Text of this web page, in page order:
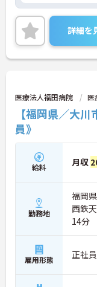
詳細を
医療法人福田病院 医
【福岡県／大
員》
給料 月収
勤務地
福岡
西鉄
14分
雇用形態 正社